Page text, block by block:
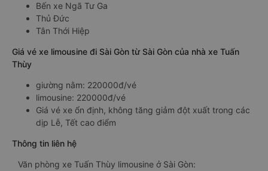
Bến xe Ngã Tư Ga
Thủ Đức
Tân Thới Hiệp
Giá vé xe limousine đi Sài Gòn từ Sài Gòn của nhà xe Tuấn
Thùy
giường nằm: 220000đ/vé
limousine: 220000đ/vé
Giá vé xe ổn định, không tăng giảm đột xuất trong các
dịp Lễ, Tết cao điểm
Thông tin liên hệ
Văn phòng xe Tuấn Thùy limousine ở Sài Gòn: